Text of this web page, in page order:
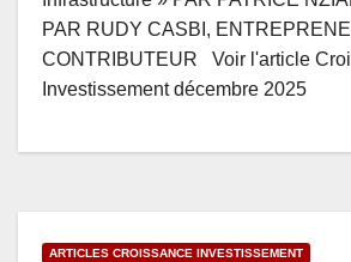
PAR RUDY CASBI,
CONTRIBUTEUR Voir l'article
Investissement décembre 2025
ARTICLES CROISSANCE INVESTISSEMENT